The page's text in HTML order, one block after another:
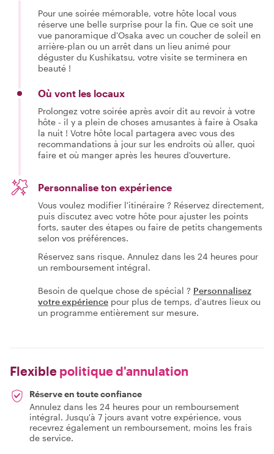
Pour une soirée mémorable, votre hôte local vous
réserve une belle surprise pour la fin. Que ce soit une
vue panoramique d'Osaka avec un coucher de soleil en
arrière-plan ou un arrêt dans un lieu animé pour
déguster du Kushikatsu, votre visite se terminera en
beauté !
Où vont les locaux
Prolongez votre soirée après avoir dit au revoir à votre
hôte - il y a plein de choses amusantes à faire à Osaka
la nuit ! Votre hôte local partagera avec vous des
recommandations à jour sur les endroits où aller, quoi
faire et où manger après les heures d'ouverture.
Personnalise ton expérience
Vous voulez modifier l'itinéraire ? Réservez directement,
puis discutez avec votre hôte pour ajuster les points
forts, sauter des étapes ou faire de petits changements
selon vos préférences.
Réservez sans risque. Annulez dans les 24 heures pour
un remboursement intégral.
Besoin de quelque chose de spécial ? Personnalisez
votre expérience pour plus de temps, d'autres lieux ou
un programme entièrement sur mesure.
Flexible politique d'annulation
Réserve en toute confiance
Annulez dans les 24 heures pour un remboursement
intégral. Jusqu'à 7 jours avant votre expérience, vous
recevrez également un remboursement, moins les frais
de service.